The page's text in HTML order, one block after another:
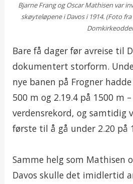
Bjarne Frang og Oscar Mathisen var
skøyteløpene i Davos i 1914. (Foto
Bare få dager før avreise til
dokumentert storform.
nye banen på Frogner
500 m og 2.19.4 på 1500 m
verdensrekord, og samtidig
første til å gå under 2.20 på
Samme helg som Mathisen
Davos skulle det imidlertid